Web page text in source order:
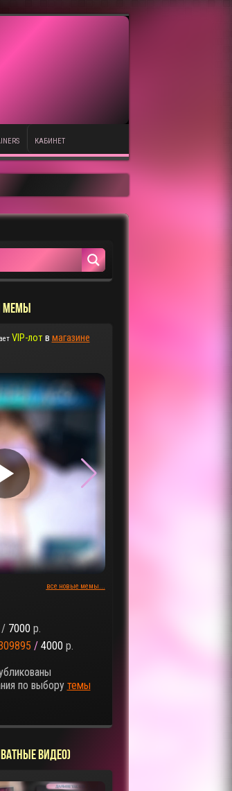
КАБИНЕТ
МЕМЫ
VIP-лотв магазине
все новые мемы...
/ 7000 р.
/ 4000 р.
по выбору темы
ВИДЕО)